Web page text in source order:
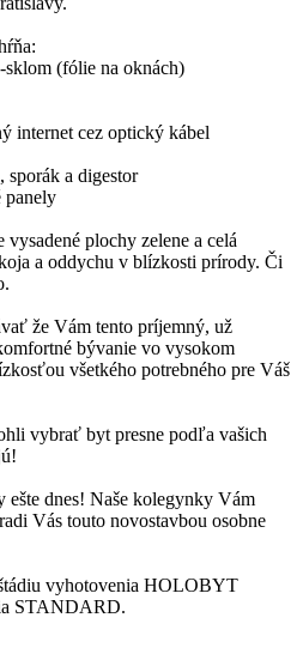
sklom (fólie na oknách)
internet cez optický kábel
a digestor
panely
plochy zelene a celá
a oddychu v blízkosti prírody. Či
že Vám tento príjemný, už
bývanie vo vysokom
všetkého potrebného pre Váš
vybrať byt presne podľa vašich
dnes! Naše kolegynky Vám
Vás touto novostavbou osobne
vyhotovenia HOLOBYT
STANDARD.